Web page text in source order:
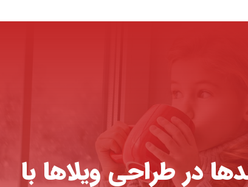
در طراحی ویلاها با